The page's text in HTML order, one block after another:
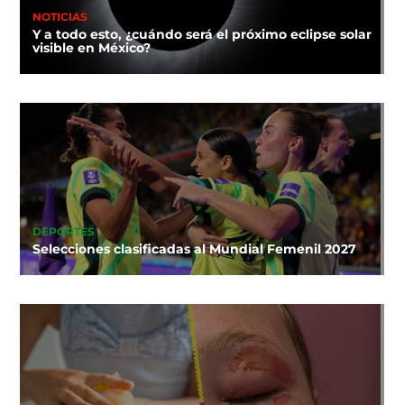
NOTICIAS
Y a todo esto, ¿cuándo será el próximo eclipse solar
visible en México?
DEPORTES
Selecciones clasificadas al Mundial Femenil 2027